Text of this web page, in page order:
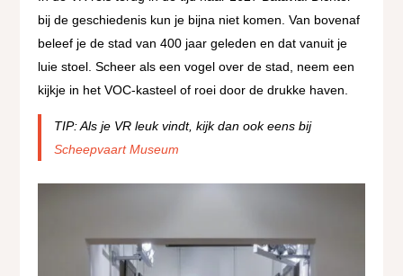
bij de geschiedenis kun je bijna niet komen. Van bovenaf
beleef je de stad van 400 jaar geleden en dat vanuit je
luie stoel. Scheer als een vogel over de stad, neem een
kijkje in het VOC-kasteel of roei door de drukke haven.
TIP: Als je VR leuk vindt, kijk dan ook eens bij
Scheepvaart Museum